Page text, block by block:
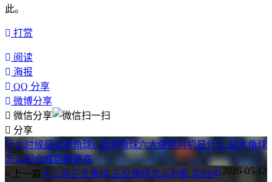
此。
打赏
阅读
海报
QQ 分享
微博分享
微信分享
分享
什么时候是战术角球6,战术角球六大使用时机是什么,战术角球
怎么配合成功率更高
« 上一篇
2026-05-12
什么是正反角球,正反角球怎么判断,实战中